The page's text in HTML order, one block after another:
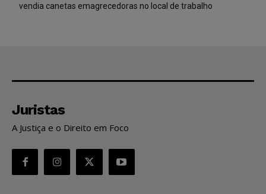
vendia canetas emagrecedoras no local de trabalho
Juristas
A Justiça e o Direito em Foco